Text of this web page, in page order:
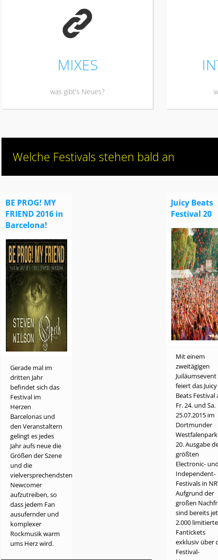
K
MIXES
was gibt's Neues?
Welche Festivals stehen bald an
BE PROG! MY
FRIEND 2016 in
Barcelona!
Gerade mal im
dritten Jahr
befindet sich das
Festival im
Herzen
Barcelonas und
den Veranstaltern
gelingt es jedes
Jahr aufs neue die
Größen der Szene
und die
vielversprechendsten
Newcomer
aufzutreiben, so
dass jedem Fan
ausufernder und
komplexer
Rockmusik warm
ums Herz wird.
Juicy Beats
Festival 20
Mit einem
zweitägigen
Juiläumsevent
feiert das Juicy
Beats Festival
Fr. 24. und Sa.
25.07.2015 im
Dortmunder
20. Ausgabe
größten
Electronic-
Independent-
Festivals in
Aufgrund der
großen
sind bereits
2.000 limitierte
Fantickets
exklusiv über
Festival-